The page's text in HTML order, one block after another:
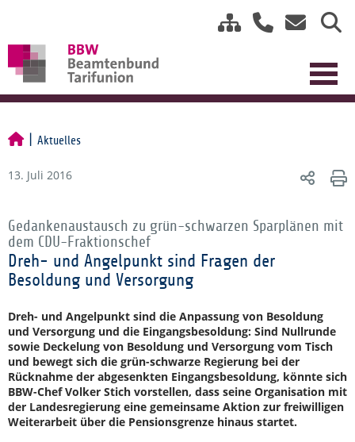
Aktuelles
13. Juli 2016
Gedankenaustausch zu grün-schwarzen Sparplänen mit
dem CDU-Fraktionschef
Dreh- und Angelpunkt sind Fragen der
Besoldung und Versorgung
Dreh- und Angelpunkt sind die Anpassung von Besoldung
und Versorgung und die Eingangsbesoldung: Sind Nullrunde
sowie Deckelung von Besoldung und Versorgung vom Tisch
und bewegt sich die grün-schwarze Regierung bei der
Rücknahme der abgesenkten Eingangsbesoldung, könnte sich
BBW-Chef Volker Stich vorstellen, dass seine Organisation mit
der Landesregierung eine gemeinsame Aktion zur freiwilligen
Weiterarbeit über die Pensionsgrenze hinaus startet.